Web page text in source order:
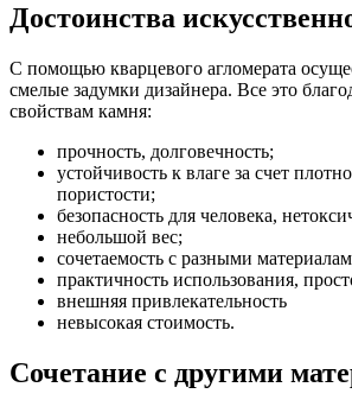
Достоинства
С помощью кварцевого агломерата
смелые задумки дизайнера. Все это
свойствам камня:
прочность, долговечность;
устойчивость к влаге за счет
пористости;
безопасность для человека,
небольшой вес;
сочетаемость с разными
практичность использования,
внешняя привлекательность
невысокая стоимость.
Сочетание с другими